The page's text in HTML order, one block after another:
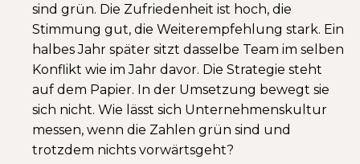
sind grün. Die Zufriedenheit ist hoch, die
Stimmung gut, die Weiterempfehlung stark. Ein
halbes Jahr später sitzt dasselbe Team im selben
Konflikt wie im Jahr davor. Die Strategie steht
auf dem Papier. In der Umsetzung bewegt sie
sich nicht. Wie lässt sich Unternehmenskultur
messen, wenn die Zahlen grün sind und
trotzdem nichts vorwärtsgeht?